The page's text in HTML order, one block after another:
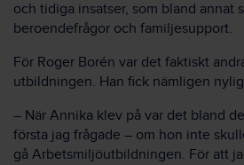
och tidiga insatser, som bland annat
beroendefrågor och familjesupport.
För Roger Borén var det faktiskt
utbildningen. Han fick nämligen
– När Annika klev på var det bland
första jag frågade – om hon inte
gå Arbetsmiljöutbildningen. För att